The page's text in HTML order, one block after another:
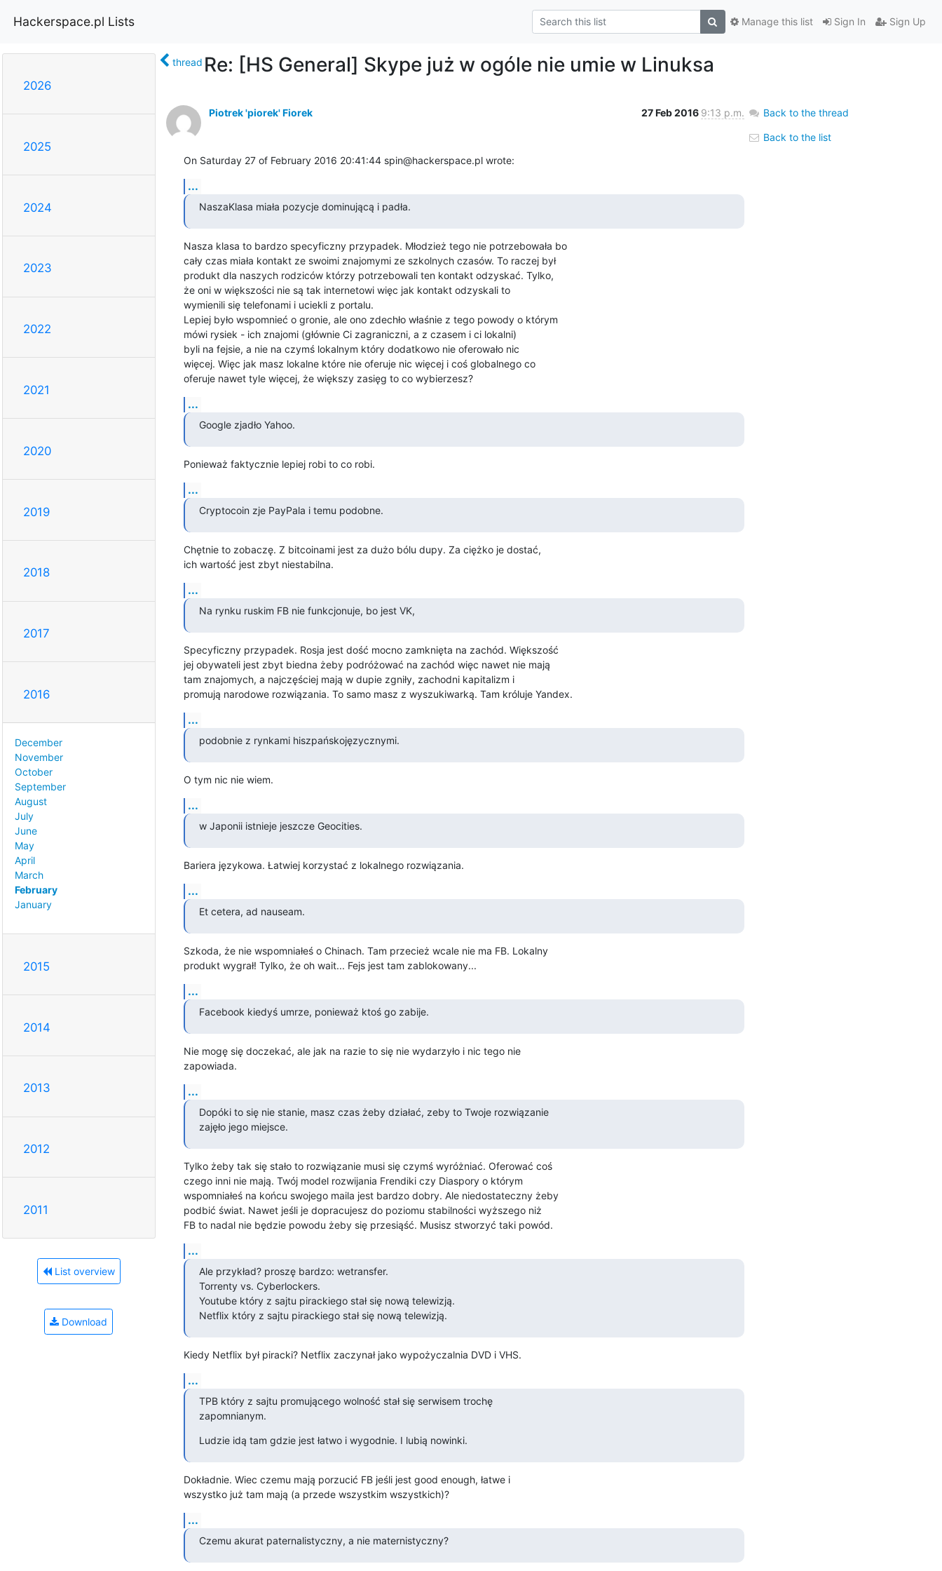
Hackerspace.pl Lists Sign In Sign Up
Manage this list
2026
2025
2024
2023
2022
2021
2020
2019
2018
2017
2016
December
November
October
September
August
July
June
May
April
March
February
January
2015
2014
2013
2012
2011
List overview
Download
thread Re: [HS General] Skype już w ogóle nie umie w Linuksa
Piotrek 'piorek' Fiorek 27 Feb 2016 9:13 p.m.
On Saturday 27 of February 2016 20:41:44 spin@hackerspace.pl wrote:
...
NaszaKlasa miała pozycje dominującą i padła.
Nasza klasa to bardzo specyficzny przypadek. Młodzież tego nie potrzebowała bo
cały czas miała kontakt ze swoimi znajomymi ze szkolnych czasów. To raczej był
produkt dla naszych rodziców którzy potrzebowali ten kontakt odzyskać. Tylko,
że oni w większości nie są tak internetowi więc jak kontakt odzyskali to
wymienili się telefonami i uciekli z portalu.
Lepiej było wspomnieć o gronie, ale ono zdechło właśnie z tego powody o którym
mówi rysiek - ich znajomi (głównie Ci zagraniczni, a z czasem i ci lokalni)
byli na fejsie, a nie na czymś lokalnym który dodatkowo nie oferowało nic
więcej. Więc jak masz lokalne które nie oferuje nic więcej i coś globalnego co
oferuje nawet tyle więcej, że większy zasięg to co wybierzesz?
...
Google zjadło Yahoo.
Ponieważ faktycznie lepiej robi to co robi.
...
Cryptocoin zje PayPala i temu podobne.
Chętnie to zobaczę. Z bitcoinami jest za dużo bólu dupy. Za ciężko je dostać,
ich wartość jest zbyt niestabilna.
...
Na rynku ruskim FB nie funkcjonuje, bo jest VK,
Specyficzny przypadek. Rosja jest dość mocno zamknięta na zachód. Większość
jej obywateli jest zbyt biedna żeby podróżować na zachód więc nawet nie mają
tam znajomych, a najczęściej mają w dupie zgniły, zachodni kapitalizm i
promują narodowe rozwiązania. To samo masz z wyszukiwarką. Tam króluje Yandex.
...
podobnie z rynkami hiszpańskojęzycznymi.
O tym nic nie wiem.
...
w Japonii istnieje jeszcze Geocities.
Bariera językowa. Łatwiej korzystać z lokalnego rozwiązania.
...
Et cetera, ad nauseam.
Szkoda, że nie wspomniałeś o Chinach. Tam przecież wcale nie ma FB. Lokalny
produkt wygrał! Tylko, że oh wait... Fejs jest tam zablokowany...
...
Facebook kiedyś umrze, ponieważ ktoś go zabije.
Nie mogę się doczekać, ale jak na razie to się nie wydarzyło i nic tego nie
zapowiada.
...
Dopóki to się nie stanie, masz czas żeby działać, zeby to Twoje rozwiązanie
zajęło jego miejsce.
Tylko żeby tak się stało to rozwiązanie musi się czymś wyróżniać. Oferować coś
czego inni nie mają. Twój model rozwijania Frendiki czy Diaspory o którym
wspomniałeś na końcu swojego maila jest bardzo dobry. Ale niedostateczny żeby
podbić świat. Nawet jeśli je dopracujesz do poziomu stabilności wyższego niż
FB to nadal nie będzie powodu żeby się przesiąść. Musisz stworzyć taki powód.
...
Ale przykład? proszę bardzo: wetransfer.
Torrenty vs. Cyberlockers.
Youtube który z sajtu pirackiego stał się nową telewizją.
Netflix który z sajtu pirackiego stał się nową telewizją.
Kiedy Netflix był piracki? Netflix zaczynał jako wypożyczalnia DVD i VHS.
...
TPB który z sajtu promującego wolność stał się serwisem trochę
zapomnianym.
Ludzie idą tam gdzie jest łatwo i wygodnie. I lubią nowinki.
Dokładnie. Wiec czemu mają porzucić FB jeśli jest good enough, łatwe i
wszystko już tam mają (a przede wszystkim wszystkich)?
...
Czemu akurat paternalistyczny, a nie maternistyczny?
Back to the thread
Back to the list